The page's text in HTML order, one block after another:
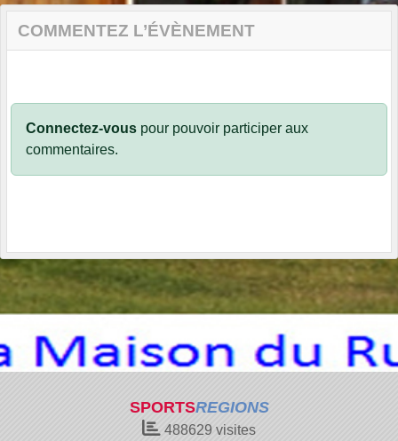
COMMENTEZ L’ÉVÈNEMENT
Connectez-vous pour pouvoir participer aux
commentaires.
SPORTSREGIONS
488629 visites